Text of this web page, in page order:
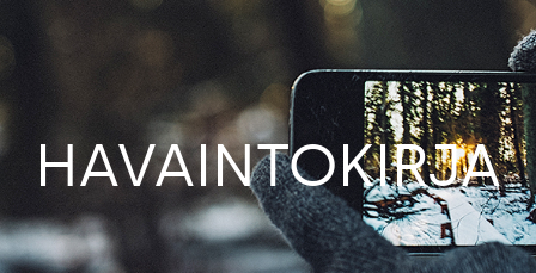
HAVAINTOKIRJA